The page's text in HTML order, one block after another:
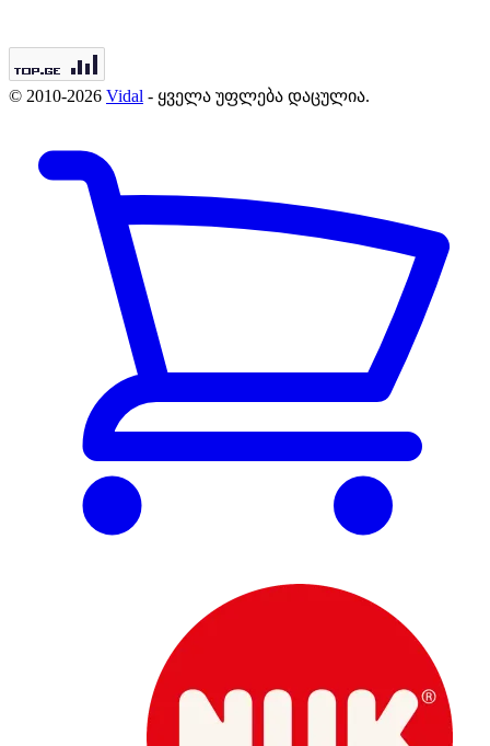
© 2010-2026 Vidal - ყველა უფლება დაცულია.